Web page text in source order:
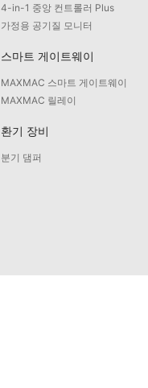
4-in-1 중앙 컨트롤러 Plus
가정용 공기질 모니터
스마트 게이트웨이
MAXMAC 스마트 게이트웨이
MAXMAC 릴레이
환기 장비
분기 댐퍼